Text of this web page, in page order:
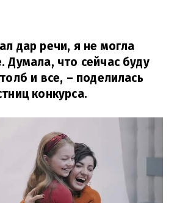
дар речи, я не могла
Думала, что сейчас буду
и все, – поделилась
конкурса.